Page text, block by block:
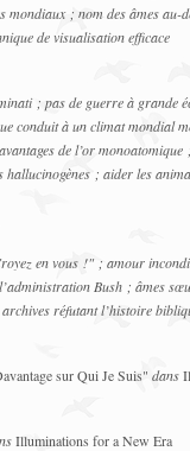
mondiaux ; nom des âmes au-
de visualisation efficace
; pas de guerre à grande
conduit à un climat mondial
de l’or monoatomique
; aider les
en vous !" ; amour
Bush ; âmes
réfutant l’histoire
sur Qui Je Suis" dans
Illuminations for a New Era